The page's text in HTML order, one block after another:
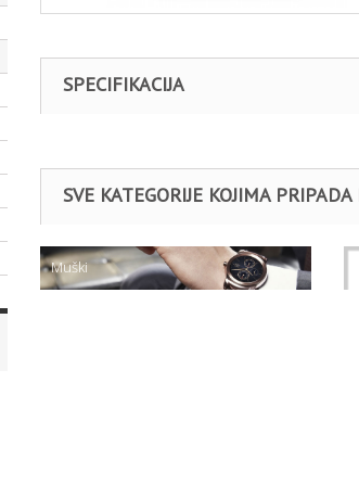
SPECIFIKACIJA
SVE KATEGORIJE KOJIMA
Muški